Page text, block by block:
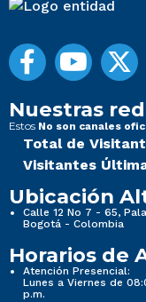
Nuestras
Estos No son canales
Total de
Visitantes
Ubicación
Calle 12 No 7 - 65,
Bogotá - Colombia
Horarios de
Atención Presencial:
Lunes a Viernes de
p.m.